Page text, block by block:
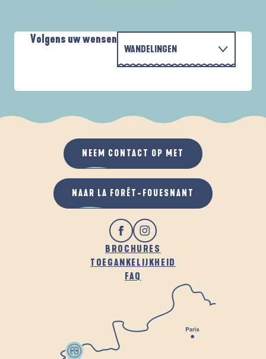
Volgens uw wensen
WANDELINGEN
ALS HET REGENT
IN DE FRISSE LUCHT
BROCHURES
TOEGANKELIJKHEID
FAQ
NEEM CONTACT OP MET
NAAR LA FORÊT-FOUESNANT